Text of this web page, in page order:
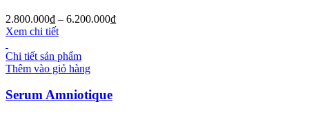
2.800.000₫ – 6.200.000₫
Xem chi tiết
Chi tiết sản phẩm
Thêm vào giỏ hàng
Serum Amniotique